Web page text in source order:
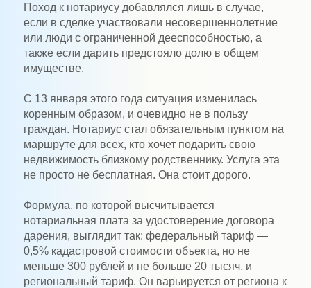
Поход к нотариусу добавлялся лишь в случае,
если в сделке участвовали несовершеннолетние
или люди с ограниченной дееспособностью, а
также если дарить предстояло долю в общем
имуществе.
С 13 января этого года ситуация изменилась
коренным образом, и очевидно не в пользу
граждан. Нотариус стал обязательным пунктом на
маршруте для всех, кто хочет подарить свою
недвижимость близкому родственнику. Услуга эта
не просто не бесплатная. Она стоит дорого.
Формула, по которой высчитывается
нотариальная плата за удостоверение договора
дарения, выглядит так: федеральный тариф —
0,5% кадастровой стоимости объекта, но не
меньше 300 рублей и не больше 20 тысяч, и
региональный тариф. Он варьируется от региона к